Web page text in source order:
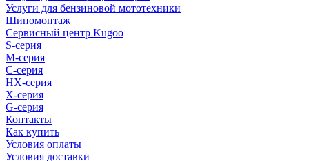
Услуги для бензиновой мототехники
Шиномонтаж
Сервисный центр Kugoo
S-cерия
M-серия
С-серия
HX-серия
X-серия
G-серия
Контакты
Как купить
Условия оплаты
Условия доставки